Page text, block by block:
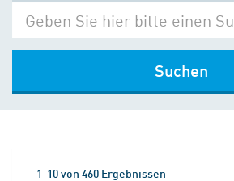
Suchen
1-10 von 460 Ergebnissen